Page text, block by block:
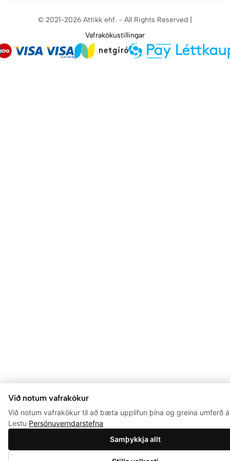
Við notum vafrakökur
Við notum vafrakökur til að bæta upplifun þína og greina umferð
Lestu Persónuverndarstefna
Samþykkja allt
© 2021-2026 Attikk ehf. - All Rights Reserved |
Vafrakökustillingar